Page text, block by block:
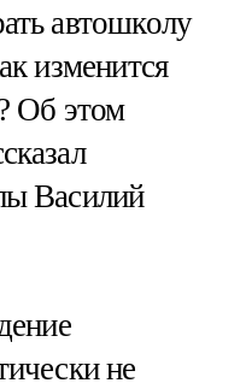
автошколу
изменится
Об этом
Василий
не